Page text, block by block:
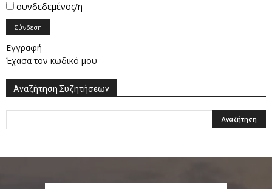
συνδεδεμένος/η
Σύνδεση
Εγγραφή
Έχασα τον κωδικό μου
Αναζήτηση Συζητήσεων